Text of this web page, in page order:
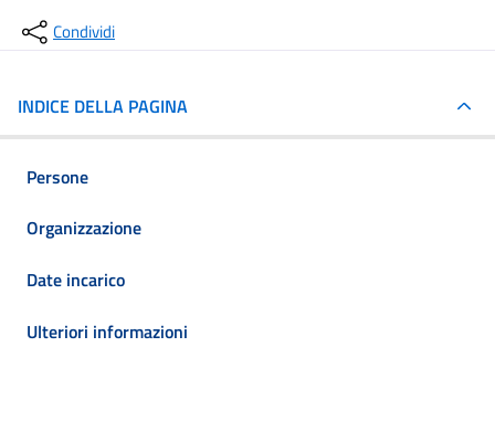
Condividi
INDICE DELLA PAGINA
Persone
Organizzazione
Date incarico
Ulteriori informazioni